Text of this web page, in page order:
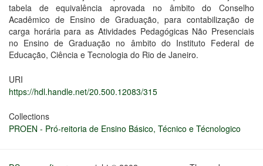
tabela de equivalência aprovada no âmbito do Conselho
Acadêmico de Ensino de Graduação, para contabilização de
carga horária para as Atividades Pedagógicas Não Presenciais
no Ensino de Graduação no âmbito do Instituto Federal de
Educação, Ciência e Tecnologia do Rio de Janeiro.
URI
https://hdl.handle.net/20.500.12083/315
Collections
PROEN - Pró-reitoria de Ensino Básico, Técnico e Técnologico